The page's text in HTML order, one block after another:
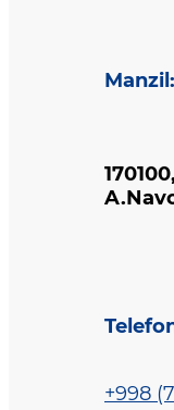
Manzil :
+998